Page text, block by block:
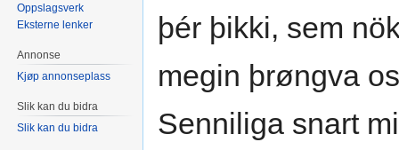
þér þikki, sem
megin þrøngva
Senniliga snart
Oppslagsverk
Eksterne lenker
Annonse
Kjøp annonseplass
Slik kan du bidra
Slik kan du bidra